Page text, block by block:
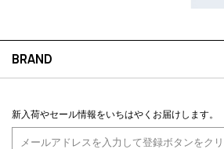
BRAND
新入荷やセール情報をいちはやくお届けします。